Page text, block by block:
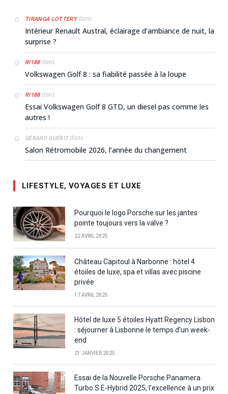
TIRANGA LOTTERYdans
Intérieur Renault Austral, éclairage d’ambiance de nuit, la
surprise ?
RI188dans
Volkswagen Golf 8 : sa fiabilité passée à la loupe
RI188dans
Essai Volkswagen Golf 8 GTD, un diesel pas comme les
autres !
GÉRARD GUÉRITdans
Salon Rétromobile 2026, l’année du changement
LIFESTYLE, VOYAGES ET LUXE
Pourquoi le logo Porsche sur les jantes
pointe toujours vers la valve ?
22 AVRIL 2025
Château Capitoul à Narbonne : hôtel 4
étoiles de luxe, spa et villas avec piscine
privée
17 AVRIL 2025
Hôtel de luxe 5 étoiles Hyatt Regency Lisbon
: séjourner à Lisbonne le temps d’un week-
end
21 JANVIER 2025
Essai de la Nouvelle Porsche Panamera
Turbo S E-Hybrid 2025, l’excellence à un prix